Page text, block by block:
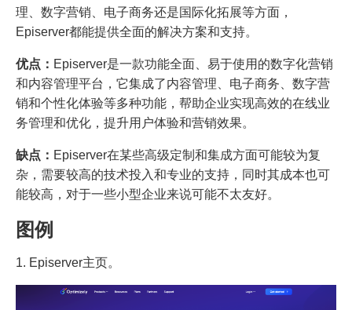
理、数字营销、电子商务还是国际化拓展等方面，
Episerver都能提供全面的解决方案和支持。
优点： Episerver是一款功能全面、易于使用的数字化营销
和内容管理平台，它集成了内容管理、电子商务、数字营
销和个性化体验等多种功能，帮助企业实现高效的在线业
务管理和优化，提升用户体验和营销效果。
缺点： Episerver在某些高级定制和集成方面可能较为复
杂，需要较高的技术投入和专业的支持，同时其成本也可
能较高，对于一些小型企业来说可能不太友好。
图例
1. Episerver主页。